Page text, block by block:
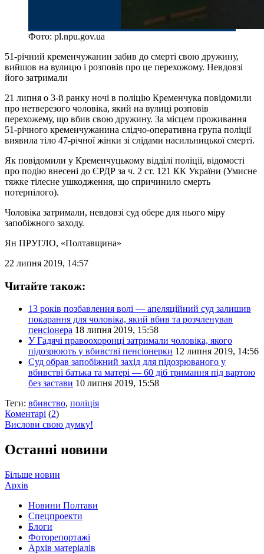
Фото: pl.npu.gov.ua
51-річний кременчужанин забив до смерті свою дружину,
вийшов на вулицю і розповів про це перехожому. Невдовзі
його затримали
21 липня о 3-й ранку ночі в поліцію Кременчука повідомили
про нетверезого чоловіка, який на вулиці розповів
перехожему, що вбив свою дружину. За місцем проживання
51-річного кременчужанина слідчо-оперативна група поліції
виявила тіло 47-річної жінки зі слідами насильницької смерті.
Як повідомили у Кременчуцькому відділі поліції, відомості
про подію внесені до ЄРДР за ч. 2 ст. 121 КК України (Умисне
тяжке тілесне ушкодження, що спричинило смерть
потерпілого).
Чоловіка затримали, невдовзі суд обере для нього міру
запобіжного заходу.
Ян ПРУГЛО, «Полтавщина»
22 липня 2019, 14:57
Читайте також:
13 років позбавлення волі — апеляційний суд залишив
покарання для чоловіка, який вбив та розчленував
пенсіонера 18 липня 2019, 15:58
У Гадячі правоохоронці затримали чоловіка, якого
підозрюють у вбивстві пенсіонерки 12 липня 2019, 14:56
Суд обрав запобіжний захід для підозрюваного у
вбивстві батька та матері — 60 діб тримання під вартою
без застави 10 липня 2019, 15:58
Теги: вбивство, поліція
Коментарі (2)
Вислови свою думку!
Останні новини
Більше новин
Архів
Новини Полтави
Спецпроекти
Блоги
Фоторепортажі
Архів матеріалів